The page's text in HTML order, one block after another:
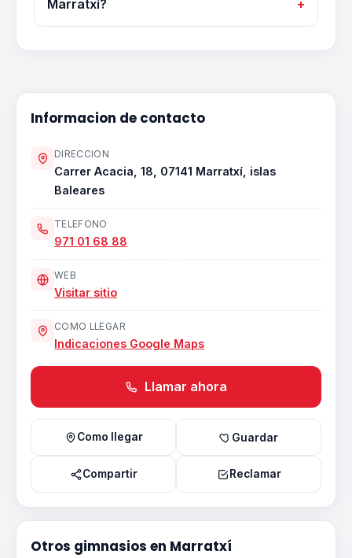
Marratxí?
Informacion de contacto
DIRECCION
Carrer Acacia, 18, 07141 Marratxí, islas
Baleares
TELEFONO
971 01 68 88
WEB
Visitar sitio
COMO LLEGAR
Indicaciones Google Maps
Llamar ahora
Como llegar Guardar
Compartir Reclamar
Otros gimnasios en Marratxí